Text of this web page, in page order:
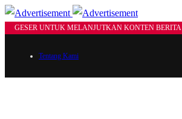
GESER UNTUK MELANJUTKAN KONTEN BERITA
Tentang Kami